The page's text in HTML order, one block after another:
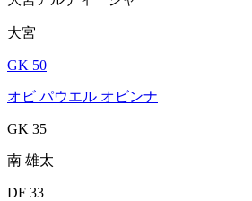
大宮
GK 50
オビ パウエル オビンナ
GK 35
南 雄太
DF 33